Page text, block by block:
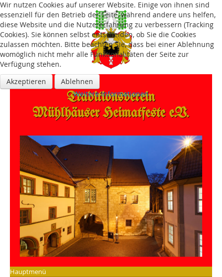
Traditions­verein
Mühlhäuser Heimatfeste e.V.
Hauptmenü
Wir nutzen Cookies auf unserer Website. Einige von ihnen sind
essenziell für den Betrieb der Seite, während andere uns helfen,
diese Website und die Nutzererfahrung zu verbessern (Tracking
Cookies). Sie können selbst entscheiden, ob Sie die Cookies
zulassen möchten. Bitte beachten Sie, dass bei einer Ablehnung
womöglich nicht mehr alle Funktionalitäten der Seite zur
Verfügung stehen.
Akzeptieren
Ablehnen
Weitere Informationen